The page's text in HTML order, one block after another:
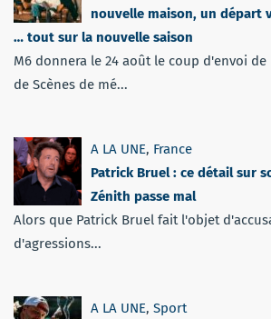
nouvelle maison, un départ
… tout sur la nouvelle saison
M6 donnera le 24 août le coup d'envoi
de Scènes de mé...
A LA UNE, France
Patrick Bruel : ce détail sur
Zénith passe mal
Alors que Patrick Bruel fait l'objet
d'agressions...
A LA UNE, Sport